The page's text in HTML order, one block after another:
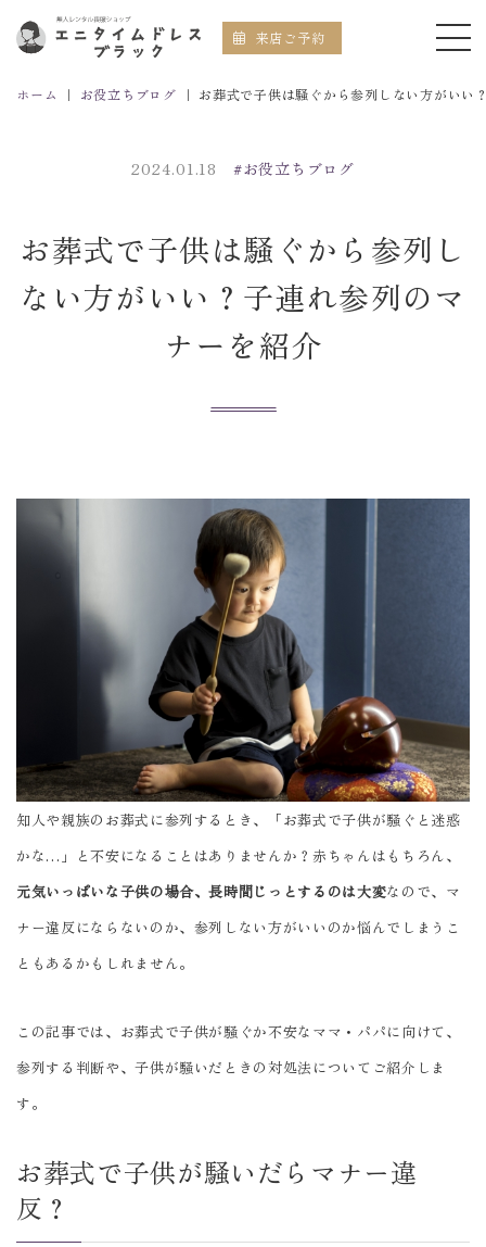
来店ご予約
ホーム ｜ お役立ちブログ ｜ お葬式で子供は騒ぐから参列しない方がいい
2024.01.18 #お役立ちブログ
お葬式で子供は騒ぐから参列し
ない方がいい？子連れ参列のマ
ナーを紹介
知人や親族のお葬式に参列するとき、「お葬式で子供が騒ぐと迷惑
かな…」と不安になることはありませんか？赤ちゃんはもちろん、
元気いっぱいな子供の場合、長時間じっとするのは大変なので、マ
ナー違反にならないのか、参列しない方がいいのか悩んでしまうこ
ともあるかもしれません。
この記事では、お葬式で子供が騒ぐか不安なママ・パパに向けて、
参列する判断や、子供が騒いだときの対処法についてご紹介しま
す。
お葬式で子供が騒いだらマナー違
反？